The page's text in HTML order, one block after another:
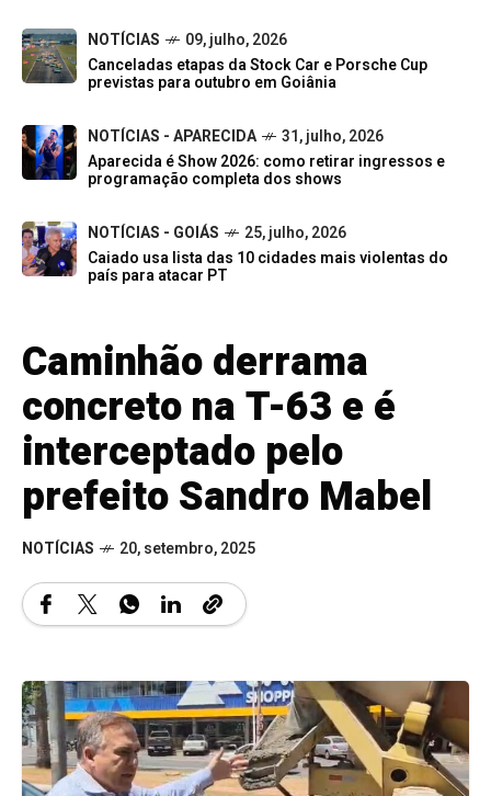
NOTÍCIAS
09, julho, 2026
Canceladas etapas da Stock Car e Porsche Cup
previstas para outubro em Goiânia
NOTÍCIAS - APARECIDA
31, julho, 2026
Aparecida é Show 2026: como retirar ingressos e
programação completa dos shows
NOTÍCIAS - GOIÁS
25, julho, 2026
Caiado usa lista das 10 cidades mais violentas do
país para atacar PT
Caminhão derrama
concreto na T-63 e é
interceptado pelo
prefeito Sandro Mabel
NOTÍCIAS 20, setembro, 2025